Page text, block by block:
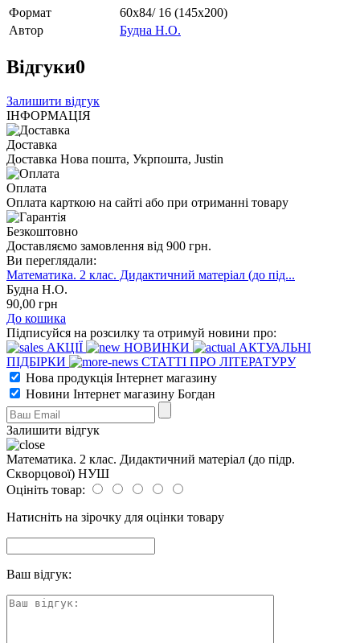
Формат
60х84/ 16 (145х200)
Автор
Будна Н.О.
Відгуки0
Залишити відгук
ІНФОРМАЦІЯ
Доставка
Доставка Нова пошта, Укрпошта, Justin
Оплата
Оплата карткою на сайті або при отриманні товару
Безкоштовно
Доставляємо замовлення від 900 грн.
Ви переглядали:
Математика. 2 клас. Дидактичний матеріал (до під...
Будна Н.О.
90,00 грн
До кошика
Підписуйся на розсилку та отримуй новини про:
АКЦІЇ
НОВИНКИ
АКТУАЛЬНІ
ПІДБІРКИ
СТАТТІ ПРО ЛІТЕРАТУРУ
Нова продукція Інтернет магазину
Новини Інтернет магазину Богдан
Залишити відгук
Математика. 2 клас. Дидактичний матеріал (до підр.
Скворцової) НУШ
Оцініть товар:
Натисніть на зірочку для оцінки товару
Ваш відгук: